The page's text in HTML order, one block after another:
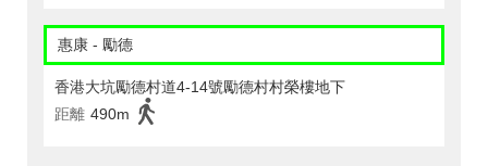
惠康 - 勵德
香港大坑勵德村道4-14號勵德村村榮樓地下
距離 490m